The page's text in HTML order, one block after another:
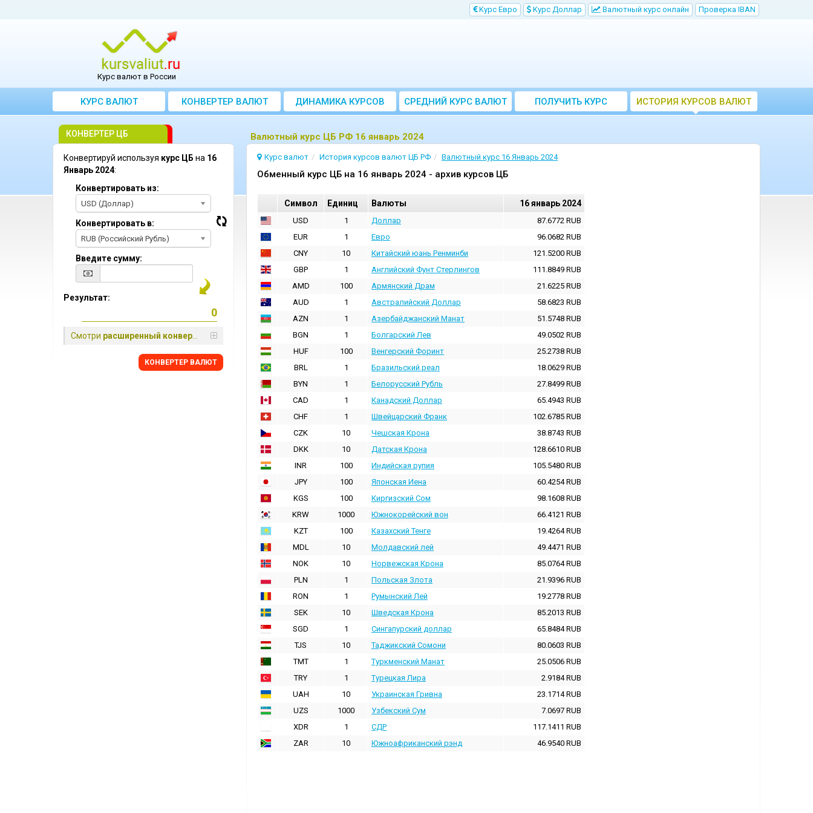
Kурс Евро Kурс Доллар Bалютный курс онлайн Проверка IBAN
Курс валют в России
КУРС ВАЛЮТ КОНВЕРТЕР ВАЛЮТ ДИНАМИКА КУРСОВ
CРЕДНИЙ КУРС ВАЛЮТ
ЗА МЕСЯЦ
ПОЛУЧИТЬ КУРС
ВАЛЮТ ЦБ
ИСТОРИЯ КУРСОВ ВАЛЮТ
ЦБ РФ
Bалютный курс ЦБ РФ 16 январь 2024
Курс валют История курсов валют ЦБ РФ Валютный курс 16 Январь 2024
Oбменный курс ЦБ на 16 январь 2024 - архив курсов ЦБ
Cимвол Единиц Валюты 16 январь 2024
USD 1 Доллар 87.6772 RUB
EUR
1 Евро 96.0682 RUB
CNY
10 Китайский юань Ренминби 121.5200 RUB
GBP
1 Английский Фунт Стерлингов 111.8849 RUB
AMD
100 Армянский Драм 21.6225 RUB
AUD
1 Австралийский Доллар 58.6823 RUB
AZN
1 Азербайджанский Манат 51.5748 RUB
BGN
1 Болгарский Лев 49.0502 RUB
HUF
100 Венгерский Форинт 25.2738 RUB
BRL
1 Бразильский реал 18.0629 RUB
BYN
1 Белорусский Рубль 27.8499 RUB
CAD
1 Канадский Доллар 65.4943 RUB
CHF
1 Швейцарский Франк 102.6785 RUB
CZK
10 Чешская Крона 38.8743 RUB
DKK
10 Датская Крона 128.6610 RUB
INR
100 Индийская pупия 105.5480 RUB
JPY
100 Японская Иена 60.4254RUB
KGS
100 Киргизский Сом 98.1608 RUB
KRW
1000 Южнокорейский вон 66.4121 RUB
KZT
100 Казахский Тенге 19.4264RUB
MDL
10 Молдавский лей 49.4471 RUB
NOK
10 Норвежская Крона 85.0764RUB
PLN
1 Польская Злота 21.9396 RUB
RON
1 Румынский Лей 19.2778 RUB
SEK
10 Шведская Крона 85.2013 RUB
SGD
1 Сингапурский доллар 65.8484RUB
TJS
10 Таджикский Сомони 80.0603 RUB
TMT
1 Туркменский Манат 25.0506 RUB
TRY
1 Турецкая Лира 2.9184RUB
UAH
10 Украинская Гривна 23.1714RUB
UZS
1000 Узбекский Сум 7.0697 RUB
XDR
1 СДР 117.1411 RUB
ZAR
10 Южноафриканский рэнд 46.9540 RUB
КОНВЕРТЕР ЦБ
Конвертируй используя курс ЦБ на 16
Январь 2024:
Конвертировать из:
USD (Доллар)
Конвертировать в:
RUB (Российский Рубль)
Введите сумму:
Результат:
Смотри расширенный конвертер
КОНВЕРТЕР ВАЛЮТ